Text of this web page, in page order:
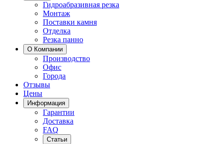
Гидроабразивная резка
Монтаж
Поставки камня
Отделка
Резка панно
О Компании
Производство
Офис
Города
Отзывы
Цены
Информация
Гарантии
Доставка
FAQ
Статьи